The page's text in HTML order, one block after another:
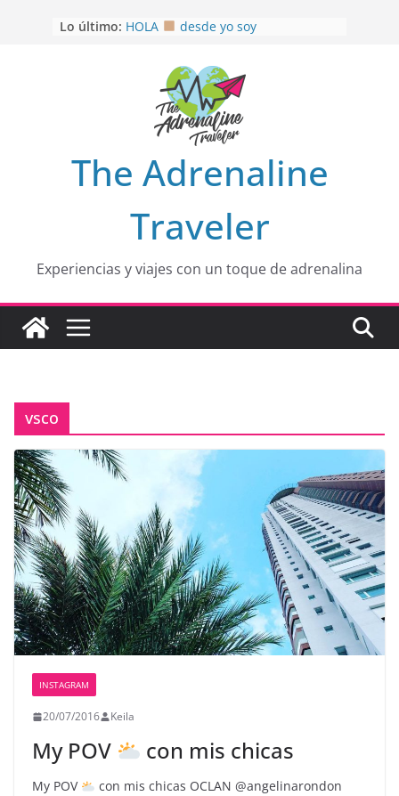
Lo último: HOLA
desde yo soy
EL SENDERO DEL CACAO: Excelente
opción
HOSPEDAJE AL NATURALSHH !!
OTRA PERSPECTIVA de RÍO EL
MULITO!
The Adrenaline
Traveler
Experiencias y viajes con un toque de adrenalina
vsco
INSTAGRAM
20/07/2016 Keila
My POV con mis chicas
My POV
con mis chicas OCLAN @angelinarondon